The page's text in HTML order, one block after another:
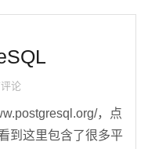
论
，点
到这里包含了很多平